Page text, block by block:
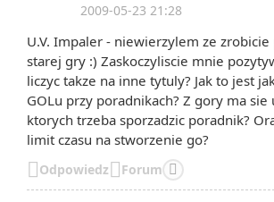
2009-05-23 21:28
U.V. Impaler - niewierzylem ze
starej gry :) Zaskoczyliscie mnie
liczyc takze na inne tytuly? Jak to jest
GOLu przy poradnikach? Z gory ma
ktorych trzeba sporzadzic poradnik?
limit czasu na stworzenie go?
OdpowiedzForum 